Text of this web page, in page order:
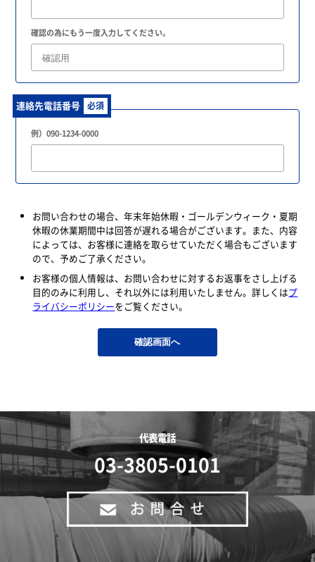
確認の為にもう一度入力してください。
連絡先電話番号 必須
例）090-1234-0000
お問い合わせの場合、年末年始休暇・ゴールデンウィーク・夏期
休暇の休業期間中は回答が遅れる場合がございます。また、内容
によっては、お客様に連絡を取らせていただく場合もございます
ので、予めご了承ください。
お客様の個人情報は、お問い合わせに対するお返事をさし上げる
目的のみに利用し、それ以外には利用いたしません。詳しくはプ
ライバシーポリシーをご覧ください。
代表電話
03-3805-0101